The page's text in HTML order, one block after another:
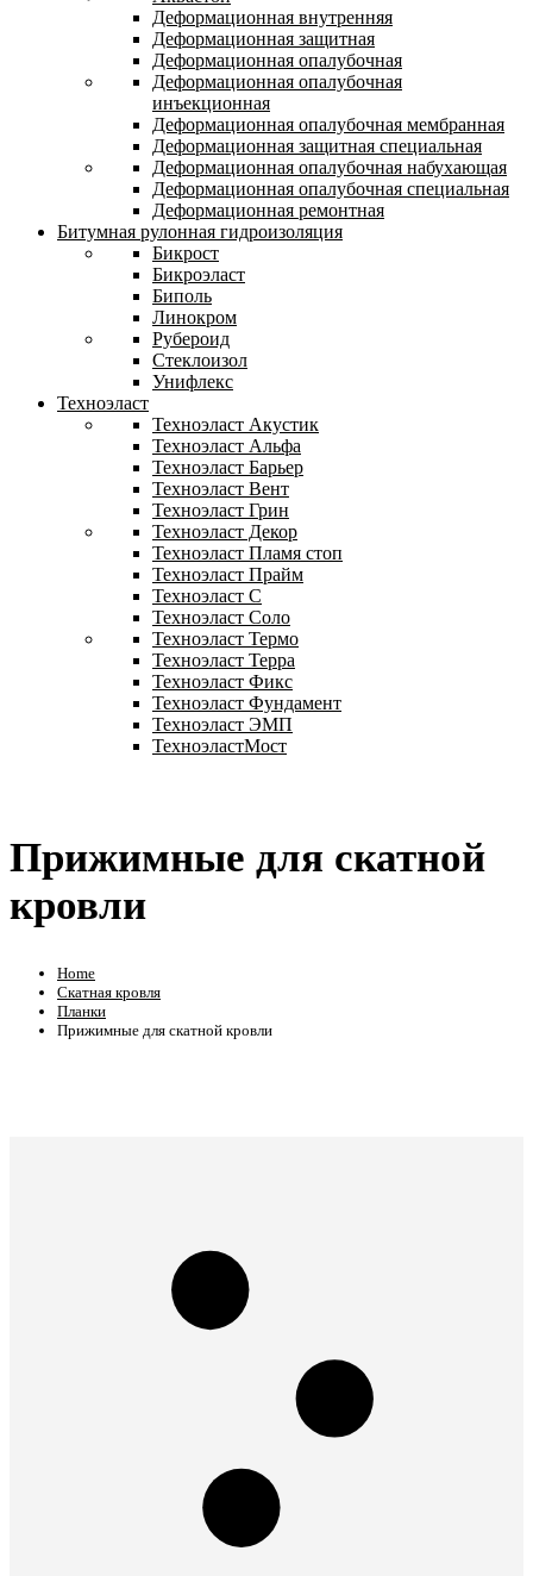
Деформационная внутренняя
Деформационная защитная
Деформационная опалубочная
Деформационная опалубочная
инъекционная
Деформационная опалубочная мембранная
Деформационная защитная специальная
Деформационная опалубочная набухающая
Деформационная опалубочная специальная
Деформационная ремонтная
Битумная рулонная гидроизоляция
Бикрост
Бикроэласт
Биполь
Линокром
Рубероид
Стеклоизол
Унифлекс
Техноэласт
Техноэласт Акустик
Техноэласт Альфа
Техноэласт Барьер
Техноэласт Вент
Техноэласт Грин
Техноэласт Декор
Техноэласт Пламя стоп
Техноэласт Прайм
Техноэласт С
Техноэласт Соло
Техноэласт Термо
Техноэласт Терра
Техноэласт Фикс
Техноэласт Фундамент
Техноэласт ЭМП
ТехноэластМост
Прижимные для скатной
кровли
Home
Скатная кровля
Планки
Прижимные для скатной кровли